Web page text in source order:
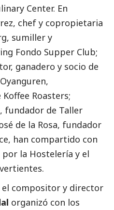
Center. En
chef y copropietaria
sumiller y
Fondo Supper Club;
ganadero y socio de
Roasters;
fundador de Taller
de la Rosa, fundador
han compartido con
la Hostelería y el
el compositor y director
organizó con los